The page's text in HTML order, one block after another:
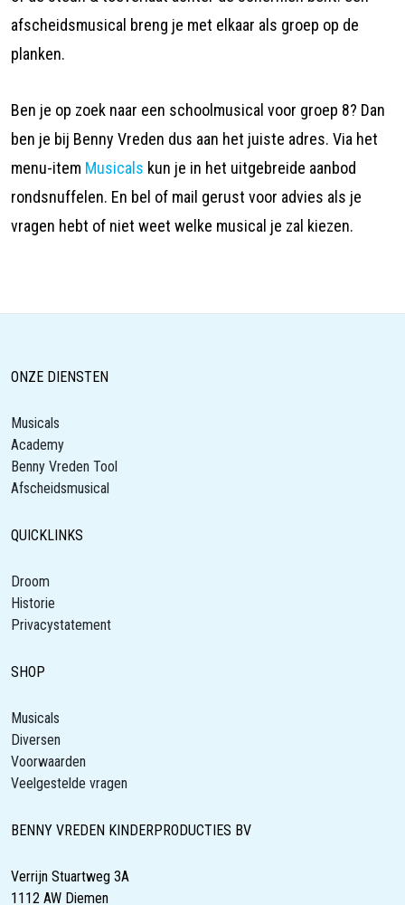
afscheidsmusical breng je met elkaar als groep op de
planken.
Ben je op zoek naar een schoolmusical voor groep 8? Dan
ben je bij Benny Vreden dus aan het juiste adres. Via het
menu-item Musicals kun je in het uitgebreide aanbod
rondsnuffelen. En bel of mail gerust voor advies als je
vragen hebt of niet weet welke musical je zal kiezen.
ONZE DIENSTEN
Musicals
Academy
Benny Vreden Tool
Afscheidsmusical
QUICKLINKS
Droom
Historie
Privacystatement
SHOP
Musicals
Diversen
Voorwaarden
Veelgestelde vragen
BENNY VREDEN KINDERPRODUCTIES BV
Verrijn Stuartweg 3A
1112 AW Diemen